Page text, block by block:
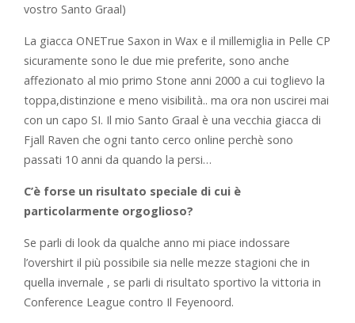
vostro Santo Graal)
La giacca ONETrue Saxon in Wax e il millemiglia in Pelle CP
sicuramente sono le due mie preferite, sono anche
affezionato al mio primo Stone anni 2000 a cui toglievo la
toppa,distinzione e meno visibilità.. ma ora non uscirei mai
con un capo SI. Il mio Santo Graal è una vecchia giacca di
Fjall Raven che ogni tanto cerco online perchè sono
passati 10 anni da quando la persi…
C’è forse un risultato speciale di cui è
particolarmente orgoglioso?
Se parli di look da qualche anno mi piace indossare
l’overshirt il più possibile sia nelle mezze stagioni che in
quella invernale , se parli di risultato sportivo la vittoria in
Conference League contro Il Feyenoord.